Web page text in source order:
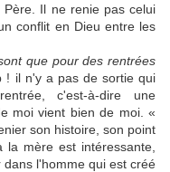
Il ne renie pas celui
conflit en Dieu entre les
que pour des rentrées
! il n'y a pas de sortie qui
c'est-à-dire une
moi vient bien de moi. «
son histoire, son point
mère est intéressante,
l'homme qui est créé